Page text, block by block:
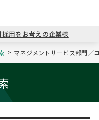
戻る
コンサ
戻る
キャリ
戻る
MBAの
戻る
日本か
戻る
パワー
採用をお考えの企業様
マネジメントサービス部門／